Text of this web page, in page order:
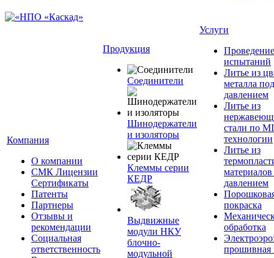
Компания
О компании
СМК Лицензии
Сертификаты
Патенты
Партнеры
Отзывы и
рекомендации
Социальная
ответственность
Продукция
Соединители
Шинодержатели
и изоляторы
Клеммы серии
КЕДР
Выдвижные
модули НКУ
блочно-
модульной
Услуги
Проведение
испытаний
Литье из
металла под
давлением
Литье из
стали по
технологии
Литье из
давлением
покраска
обработка
прошивная